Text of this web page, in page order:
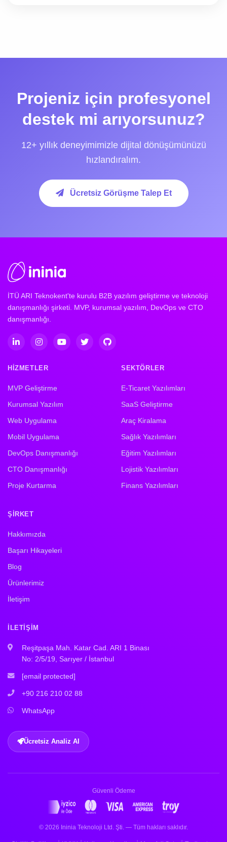
Projeniz için profesyonel
destek mi arıyorsunuz?
12+ yıllık deneyimimizle dijital dönüşümünüzü
hızlandıralım.
Ücretsiz Görüşme Talep Et
İTÜ ARI Teknokent'te kurulu B2B yazılım geliştirme ve teknoloji
danışmanlığı şirketi. MVP, kurumsal yazılım, DevOps ve CTO
danışmanlığı.
HIZMETLER
MVP Geliştirme
Kurumsal Yazılım
Web Uygulama
Mobil Uygulama
DevOps Danışmanlığı
CTO Danışmanlığı
Proje Kurtarma
SEKTÖRLER
E-Ticaret Yazılımları
SaaS Geliştirme
Araç Kiralama
Sağlık Yazılımları
Eğitim Yazılımları
Lojistik Yazılımları
Finans Yazılımları
ŞIRKET
Hakkımızda
Başarı Hikayeleri
Blog
Ürünlerimiz
İletişim
İLETIŞIM
Reşitpaşa Mah. Katar Cad. ARI 1 Binası
No: 2/5/19, Sarıyer / İstanbul
[email protected]
+90 216 210 02 88
WhatsApp
Ücretsiz Analiz Al
Güvenli Ödeme
© 2026 Ininia Teknoloji Ltd. Şti. — Tüm hakları saklıdır.